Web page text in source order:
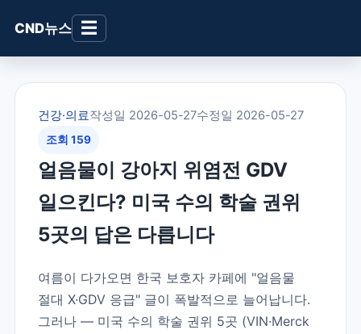
CND뉴스 ☰
건강·의료작성일 2026-05-27수정일 2026-05-27
조회 159
얼음물이 강아지 위염전 GDV
일으킨다? 미국 수의 학술 권위
5곳의 답은 다릅니다
여름이 다가오면 한국 보호자 카페에 "얼음물
절대 X·GDV 응급" 글이 폭발적으로 늘어납니다.
그러나 — 미국 수의 학술 권위 5곳 (VIN·Merck